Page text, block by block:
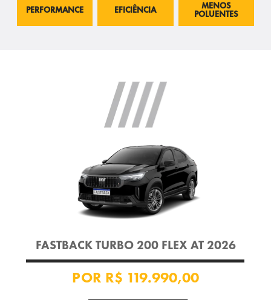
PERFORMANCE EFICIÊNCIA
MENOS
POLUENTES
FASTBACK TURBO 200 FLEX AT 2026
POR R$ 119.990,00